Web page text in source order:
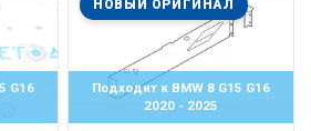
G16
Подходит к BMW 8 G15 G16
2020 - 2025
НОВЫЙ ОРИГИНАЛ